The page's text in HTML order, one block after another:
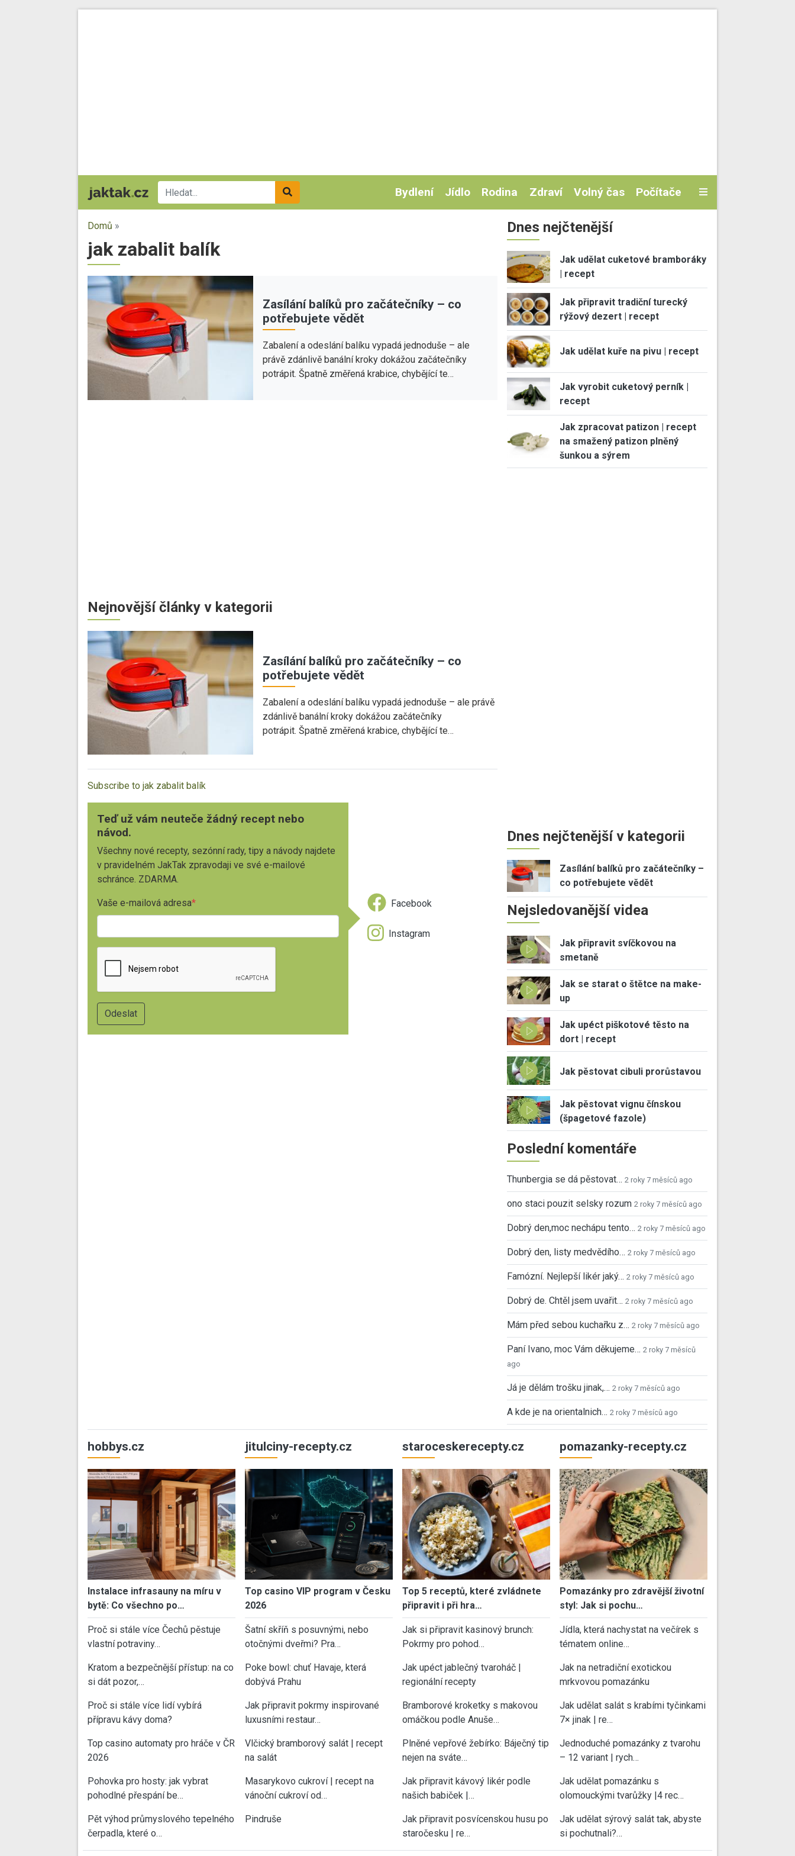
Bydlení Jídlo Rodina Zdraví Volný čas Počítače
Domů »
jak zabalit balík
Zasílání balíků pro začátečníky – co
potřebujete vědět
Zabalení a odeslání balíku vypadá jednoduše – ale
právě zdánlivě banální kroky dokážou začátečníky
potrápit. Špatně změřená krabice, chybějící te…
Nejnovější články v kategorii
Zasílání balíků pro začátečníky – co
potřebujete vědět
Zabalení a odeslání balíku vypadá jednoduše – ale právě
zdánlivě banální kroky dokážou začátečníky
potrápit. Špatně změřená krabice, chybějící te…
Subscribe to jak zabalit balík
Teď už vám neuteče žádný recept nebo
návod.
Všechny nové recepty, sezónní rady, tipy a návody najdete
v pravidelném JakTak zpravodaji ve své e-mailové
schránce. ZDARMA.
Vaše e-mailová adresa Facebook
Instagram
Dnes nejčtenější
Jak udělat cuketové bramboráky
| recept
Jak připravit tradiční turecký
rýžový dezert | recept
Jak udělat kuře na pivu | recept
Jak vyrobit cuketový perník |
recept
Jak zpracovat patizon | recept
na smažený patizon plněný
šunkou a sýrem
Dnes nejčtenější v kategorii
Zasílání balíků pro začátečníky –
co potřebujete vědět
Nejsledovanější videa
Jak připravit svíčkovou na
smetaně
Jak se starat o štětce na make-
up
Jak upéct piškotové těsto na
dort | recept
Jak pěstovat cibuli prorůstavou
Jak pěstovat vignu čínskou
(špagetové fazole)
Poslední komentáře
Thunbergia se dá pěstovat… 2 roky 7 měsíců ago
ono staci pouzit selsky rozum 2 roky 7 měsíců ago
Dobrý den,moc nechápu tento… 2 roky 7 měsíců ago
Dobrý den, listy medvědího… 2 roky 7 měsíců ago
Famózní. Nejlepší likér jaký… 2 roky 7 měsíců ago
Dobrý de. Chtěl jsem uvařit… 2 roky 7 měsíců ago
Mám před sebou kuchařku z… 2 roky 7 měsíců ago
Paní Ivano, moc Vám děkujeme… 2 roky 7 měsíců
ago
Já je dělám trošku jinak,… 2 roky 7 měsíců ago
A kde je na orientalnich… 2 roky 7 měsíců ago
hobbys.cz
Instalace infrasauny na míru v
bytě: Co všechno po…
Proč si stále více Čechů pěstuje
vlastní potraviny…
Kratom a bezpečnější přístup: na co
si dát pozor,…
Proč si stále více lidí vybírá
přípravu kávy doma?
Top casino automaty pro hráče v ČR
2026
Pohovka pro hosty: jak vybrat
pohodlné přespání be…
Pět výhod průmyslového tepelného
čerpadla, které o…
jitulciny-recepty.cz
Top casino VIP program v Česku
2026
Šatní skříň s posuvnými, nebo
otočnými dveřmi? Pra…
Poke bowl: chuť Havaje, která
dobývá Prahu
Jak připravit pokrmy inspirované
luxusními restaur…
Vlčický bramborový salát | recept
na salát
Masarykovo cukroví | recept na
vánoční cukroví od…
Pindruše
staroceskerecepty.cz
Top 5 receptů, které zvládnete
připravit i při hra…
Jak si připravit kasinový brunch:
Pokrmy pro pohod…
Jak upéct jablečný tvaroháč |
regionální recepty
Bramborové kroketky s makovou
omáčkou podle Anuše…
Plněné vepřové žebírko: Báječný tip
nejen na sváte…
Jak připravit kávový likér podle
našich babiček |…
Jak připravit posvícenskou husu po
staročesku | re…
pomazanky-recepty.cz
Pomazánky pro zdravější životní
styl: Jak si pochu…
Jídla, která nachystat na večírek s
tématem online…
Jak na netradiční exotickou
mrkvovou pomazánku
Jak udělat salát s krabími tyčinkami
7× jinak | re…
Jednoduché pomazánky z tvarohu
– 12 variant | rych…
Jak udělat pomazánku s
olomouckými tvarůžky |4 rec…
Jak udělat sýrový salát tak, abyste
si pochutnali?…